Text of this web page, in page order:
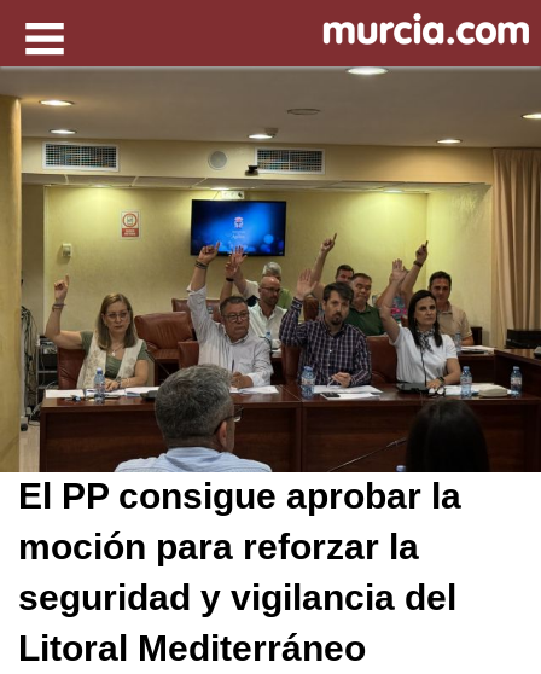
El PP consigue aprobar la
moción para reforzar la
seguridad y vigilancia del
Litoral Mediterráneo